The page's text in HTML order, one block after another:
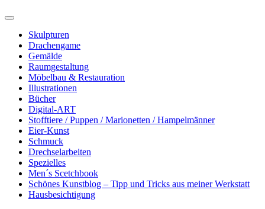
Skulpturen
Drachengame
Gemälde
Raumgestaltung
Möbelbau & Restauration
Illustrationen
Bücher
Digital-ART
Stofftiere / Puppen / Marionetten / Hampelmänner
Eier-Kunst
Schmuck
Drechselarbeiten
Spezielles
Men´s Scetchbook
Schönes Kunstblog – Tipp und Tricks aus meiner Werkstatt
Hausbesichtigung